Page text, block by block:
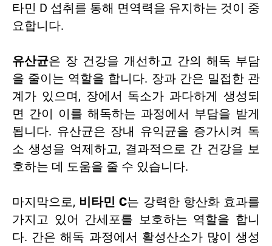
타민 D 섭취를 통해 면역력을 유지하는 것이 중
요합니다.
유산균은 장 건강을 개선하고 간의 해독 부담
을 줄이는 역할을 합니다. 장과 간은 밀접한 관
계가 있으며, 장에서 독소가 과다하게 생성되
면 간이 이를 해독하는 과정에서 부담을 받게
됩니다. 유산균은 장내 유익균을 증가시켜 독
소 생성을 억제하고, 결과적으로 간 건강을 보
호하는 데 도움을 줄 수 있습니다.
마지막으로, 비타민 C는 강력한 항산화 효과를
가지고 있어 간세포를 보호하는 역할을 합니
다. 간은 해독 과정에서 활성산소가 많이 생성